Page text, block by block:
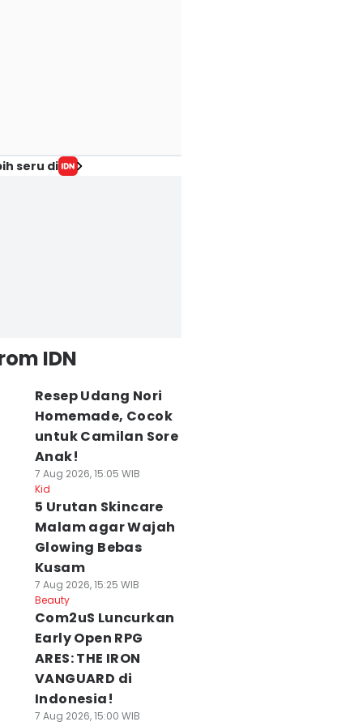
seru di
IDN
Resep Udang Nori
Homemade, Cocok
untuk Camilan Sore
Anak!
7 Aug 2026, 15:05 WIB
Kid
5 Urutan Skincare
Malam agar Wajah
Glowing Bebas
Kusam
7 Aug 2026, 15:25 WIB
Beauty
Com2uS Luncurkan
Early Open RPG
ARES: THE IRON
VANGUARD di
Indonesia!
7 Aug 2026, 15:00 WIB